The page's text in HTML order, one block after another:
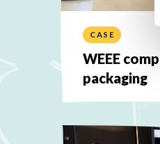
CASE
WEEE
packaging
meer